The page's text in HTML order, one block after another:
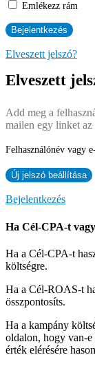
Emlékezz rám
Elveszett jelszó?
Elveszett
Add meg a
mailen egy linket az
Felhasználónév vagy
Bejelentkezés
Ha Cél-CPA-t
Ha a Cél-CPA-t
költségre.
Ha a Cél-ROAS-t
összpontosíts.
Ha a kampány
oldalon, hogy van-
érték elérésére